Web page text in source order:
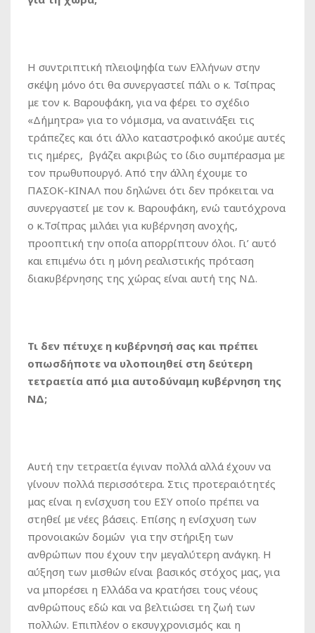
Η συντριπτική πλειοψηφία των Ελλήνων στην
σκέψη μόνο ότι θα συνεργαστεί πάλι ο κ. Τσίπρας
με τον κ. Βαρουφάκη, για να φέρει το σχέδιο
«Δήμητρα» για το νόμισμα, να ανατινάξει τις
τράπεζες και ότι άλλο καταστροφικό ακούμε αυτές
τις ημέρες, βγάζει ακριβώς το ίδιο συμπέρασμα με
τον πρωθυπουργό. Από την άλλη έχουμε το
ΠΑΣΟΚ-ΚΙΝΑΛ που δηλώνει ότι δεν πρόκειται να
συνεργαστεί με τον κ. Βαρουφάκη, ενώ ταυτόχρονα
ο κ.Τσίπρας μιλάει για κυβέρνηση ανοχής,
προοπτική την οποία απορρίπτουν όλοι. Γι’ αυτό
και επιμένω ότι η μόνη ρεαλιστικής πρόταση
διακυβέρνησης της χώρας είναι αυτή της ΝΔ.
Τι δεν πέτυχε η κυβέρνησή σας και πρέπει
οπωσδήποτε να υλοποιηθεί στη δεύτερη
τετραετία από μια αυτοδύναμη κυβέρνηση της
ΝΔ;
Αυτή την τετραετία έγιναν πολλά αλλά έχουν να
γίνουν πολλά περισσότερα. Στις προτεραιότητές
μας είναι η ενίσχυση του ΕΣΥ οποίο πρέπει να
στηθεί με νέες βάσεις. Επίσης η ενίσχυση των
προνοιακών δομών για την στήριξη των
ανθρώπων που έχουν την μεγαλύτερη ανάγκη. Η
αύξηση των μισθών είναι βασικός στόχος μας, για
να μπορέσει η Ελλάδα να κρατήσει τους νέους
ανθρώπους εδώ και να βελτιώσει τη ζωή των
πολλών. Επιπλέον ο εκσυγχρονισμός και η